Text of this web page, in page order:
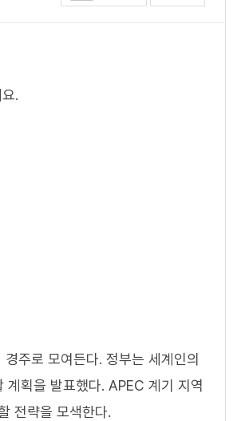
.
주로 모여든다. 정부는 세계인의
획을 발표했다. APEC 계기 지역
전략을 모색한다.